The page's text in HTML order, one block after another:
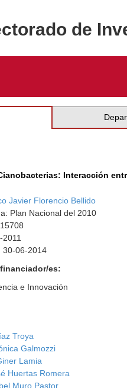
de
Interacción
Javier Florencio Bellido
Plan Nacional del 2010
30-06-2014
es:
e Innovación
Troya
Galmozzi
Lamia
Huertas Romera
Muro Pastor